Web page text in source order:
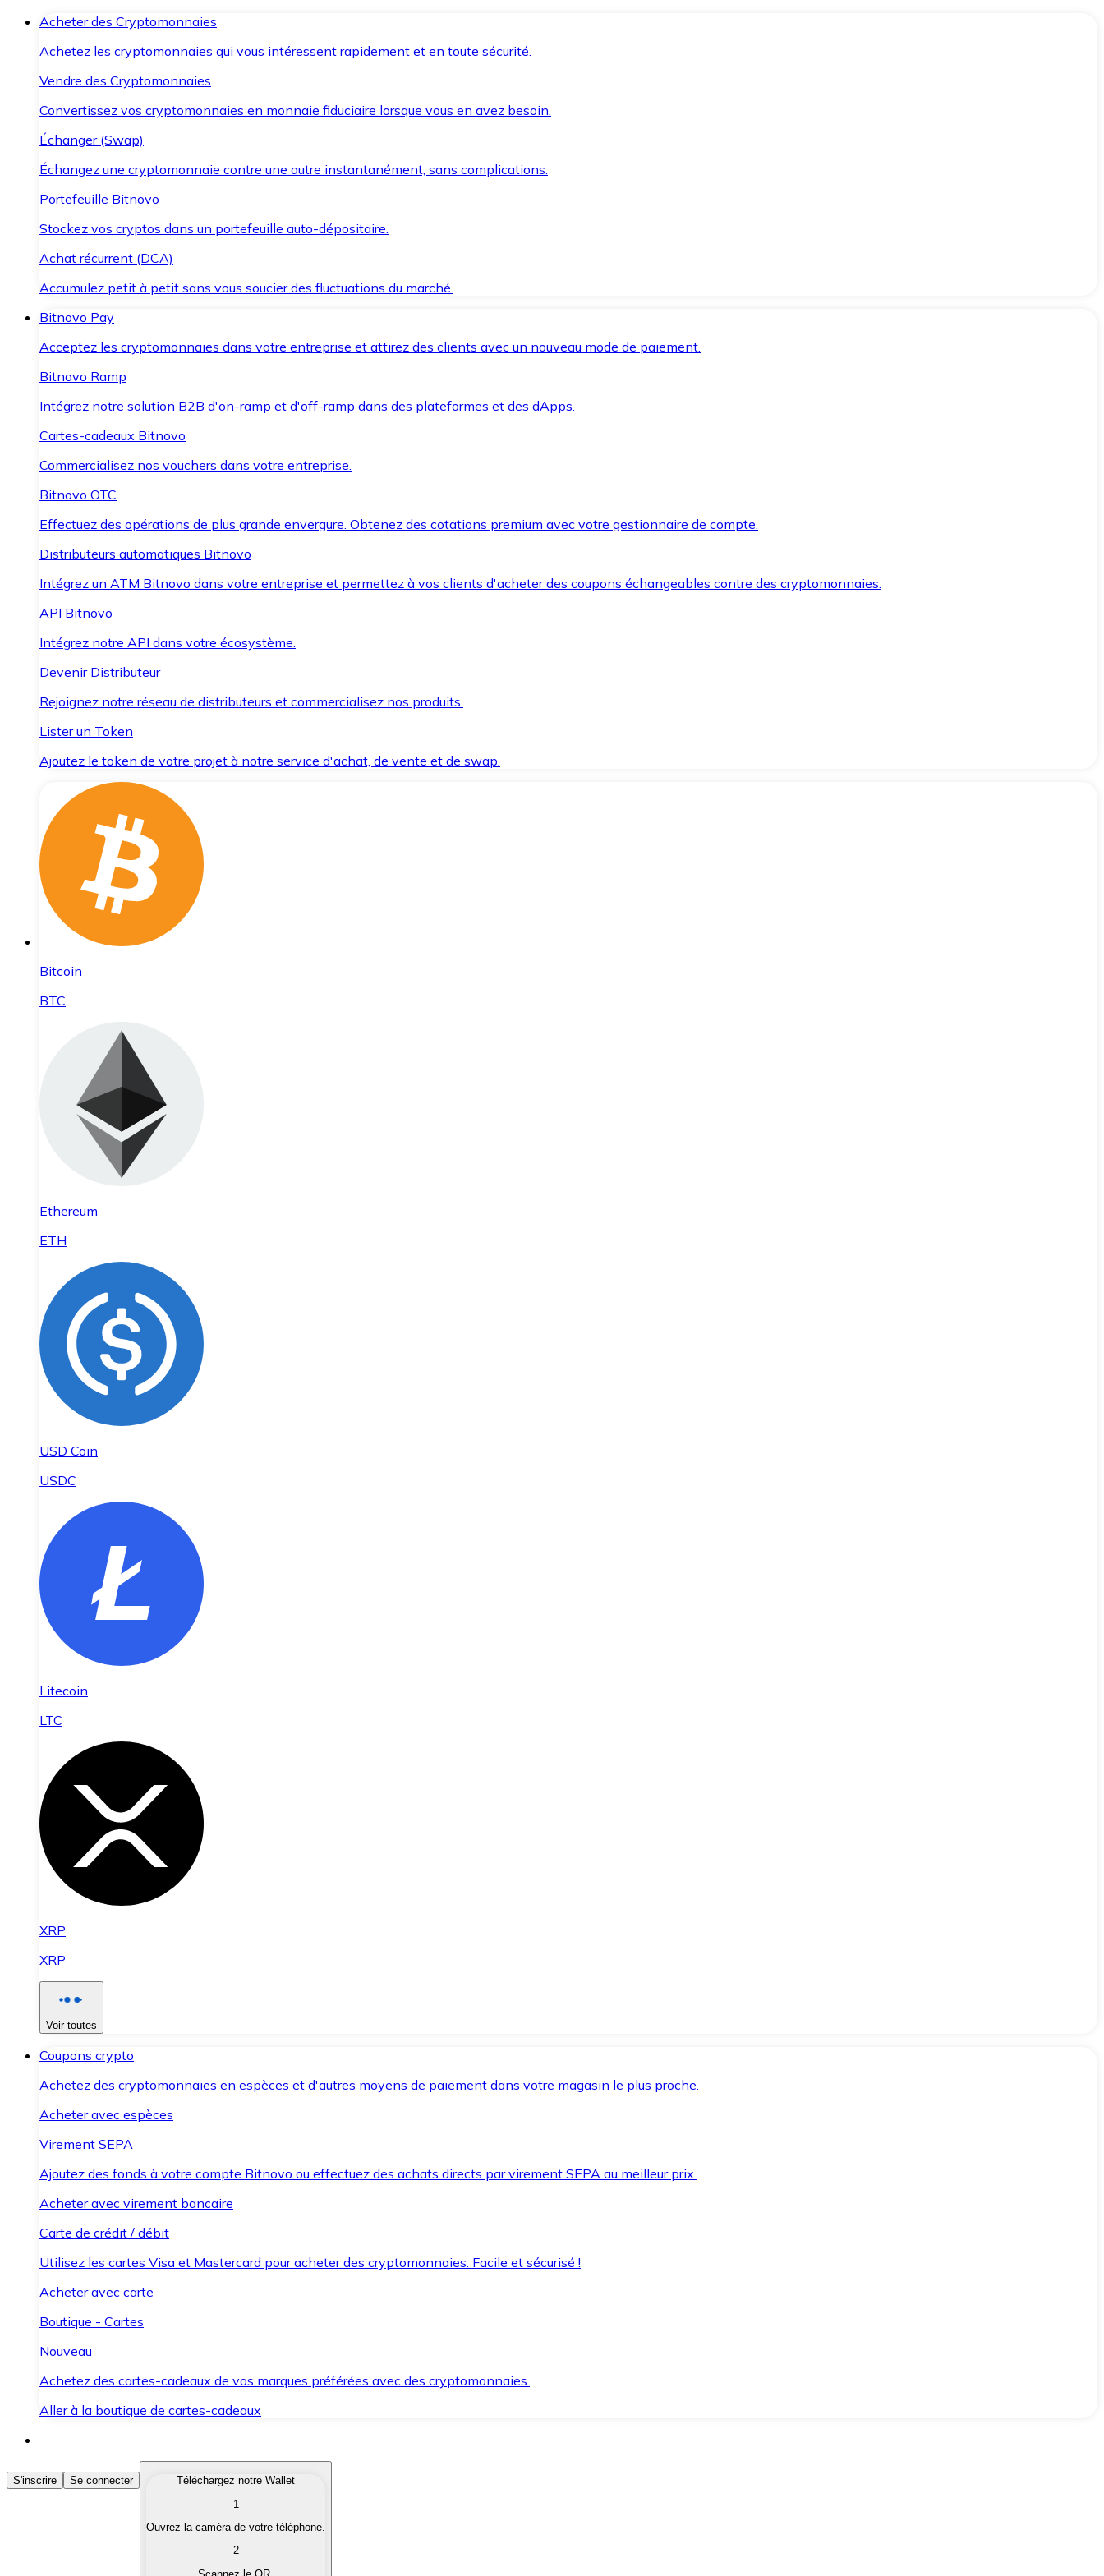
Acheter des Cryptomonnaies
Achetez les cryptomonnaies qui vous intéressent rapidement et en toute sécurité.
Vendre des Cryptomonnaies
Convertissez vos cryptomonnaies en monnaie fiduciaire lorsque vous en avez besoin.
Échanger (Swap)
Échangez une cryptomonnaie contre une autre instantanément, sans complications.
Portefeuille Bitnovo
Stockez vos cryptos dans un portefeuille auto-dépositaire.
Achat récurrent (DCA)
Accumulez petit à petit sans vous soucier des fluctuations du marché.
Bitnovo Pay
Acceptez les cryptomonnaies dans votre entreprise et attirez des clients avec un nouveau mode de paiement.
Bitnovo Ramp
Intégrez notre solution B2B d'on-ramp et d'off-ramp dans des plateformes et des dApps.
Cartes-cadeaux Bitnovo
Commercialisez nos vouchers dans votre entreprise.
Bitnovo OTC
Effectuez des opérations de plus grande envergure. Obtenez des cotations premium avec votre gestionnaire de compte.
Distributeurs automatiques Bitnovo
Intégrez un ATM Bitnovo dans votre entreprise et permettez à vos clients d'acheter des coupons échangeables contre des cryptomonnaies.
API Bitnovo
Intégrez notre API dans votre écosystème.
Devenir Distributeur
Rejoignez notre réseau de distributeurs et commercialisez nos produits.
Lister un Token
Ajoutez le token de votre projet à notre service d'achat, de vente et de swap.
Bitcoin
BTC
Ethereum
ETH
USD Coin
USDC
Litecoin
LTC
XRP
XRP
Voir toutes
Coupons crypto
Achetez des cryptomonnaies en espèces et d'autres moyens de paiement dans votre magasin le plus proche.
Acheter avec espèces
Virement SEPA
Ajoutez des fonds à votre compte Bitnovo ou effectuez des achats directs par virement SEPA au meilleur prix.
Acheter avec virement bancaire
Carte de crédit / débit
Utilisez les cartes Visa et Mastercard pour acheter des cryptomonnaies. Facile et sécurisé !
Acheter avec carte
Boutique - Cartes
Nouveau
Achetez des cartes-cadeaux de vos marques préférées avec des cryptomonnaies.
Aller à la boutique de cartes-cadeaux
Acheter des Cryptomonnaies
Achetez les cryptomonnaies qui vous intéressent rapidement et en toute sécurité.
Convertissez vos cryptomonnaies en monnaie fiduciaire lorsque vous en avez besoin.
S'inscrire Se connecter
Téléchargez notre Wallet
1
Ouvrez la caméra de votre téléphone.
2